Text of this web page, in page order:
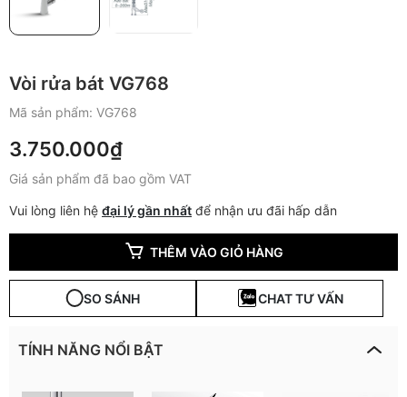
Vòi rửa bát VG768
Mã sản phẩm: VG768
3.750.000₫
Giá sản phẩm đã bao gồm VAT
Vui lòng liên hệ đại lý gần nhất để nhận ưu đãi hấp dẫn
THÊM VÀO GIỎ HÀNG
SO SÁNH CHAT TƯ VẤN
TÍNH NĂNG NỔI BẬT